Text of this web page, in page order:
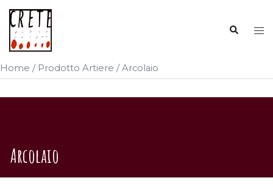
Vai
contenuto
Cerca
Home / Prodotto Artiere / Arcolaio
Arcolaio